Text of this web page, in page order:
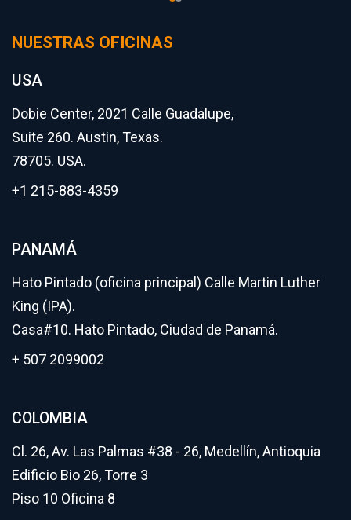
NUESTRAS OFICINAS
USA
Dobie Center, 2021 Calle Guadalupe,
Suite 260. Austin, Texas.
78705. USA.
+1 215-883-4359
PANAMÁ
Hato Pintado (oficina principal) Calle Martin Luther
King (IPA).
Casa#10. Hato Pintado, Ciudad de Panamá.
+ 507 2099002
COLOMBIA
Cl. 26, Av. Las Palmas #38 - 26, Medellín, Antioquia
Edificio Bio 26, Torre 3
Piso 10 Oficina 8